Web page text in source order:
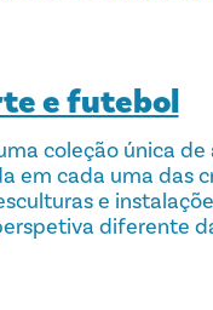
e futebol
coleção única
em cada uma das
e
diferente